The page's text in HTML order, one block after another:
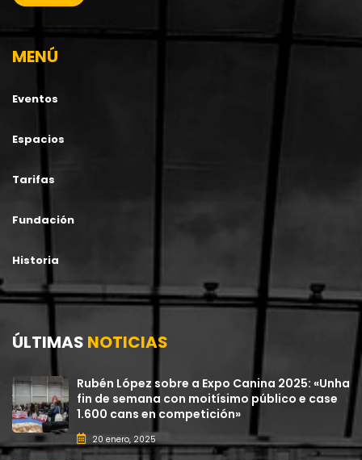
MENÚ
Eventos
Espacios
Tarifas
Fundación
Historia
ÚLTIMAS NOTICIAS
Rubén López sobre a Expo Canina 2025: «Unha
fin de semana con moitísimo público e case
1.600 cans en competición»
20 enero, 2025